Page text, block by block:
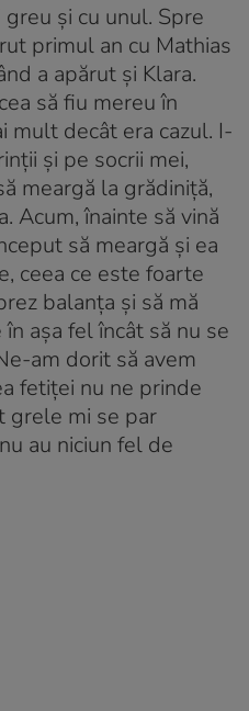
greu și cu unul. Spre
primul an cu Mathias
a apărut și Klara.
să fiu mereu în
mult decât era cazul. I-
și pe socrii mei,
meargă la grădiniță,
Acum, înainte să vină
să meargă și ea
ceea ce este foarte
balanța și să mă
așa fel încât să nu se
am dorit să avem
fetiței nu ne prinde
grele mi se par
au niciun fel de